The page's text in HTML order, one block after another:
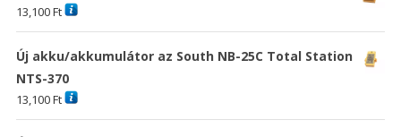
13,100Ft
Új akku/akkumulátor az South NB-25C Total Station
NTS-370
13,100Ft